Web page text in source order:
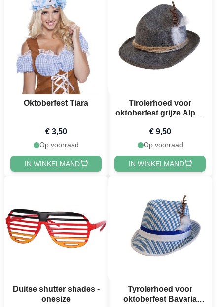
Oktoberfest Tiara
€ 3,50
Op voorraad
IN WINKELMAND
Tirolerhoed voor
oktoberfest grijze Alpen
€ 9,50
Op voorraad
IN WINKELMAND
Duitse shutter shades -
onesize
Tyrolerhoed voor
oktoberfest Bavaria